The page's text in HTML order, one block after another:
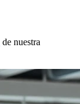
de nuestra